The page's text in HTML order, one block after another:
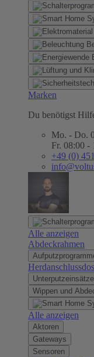
Marken
Du benötigst
Mo. - Do.
Fr. 08:00 -
+49 (0)
Alle anzeigen
Abdeckrahmen
Unterputzeinsätze
Wippen und
Alle anzeigen
Aktoren
Gateways
Sensoren